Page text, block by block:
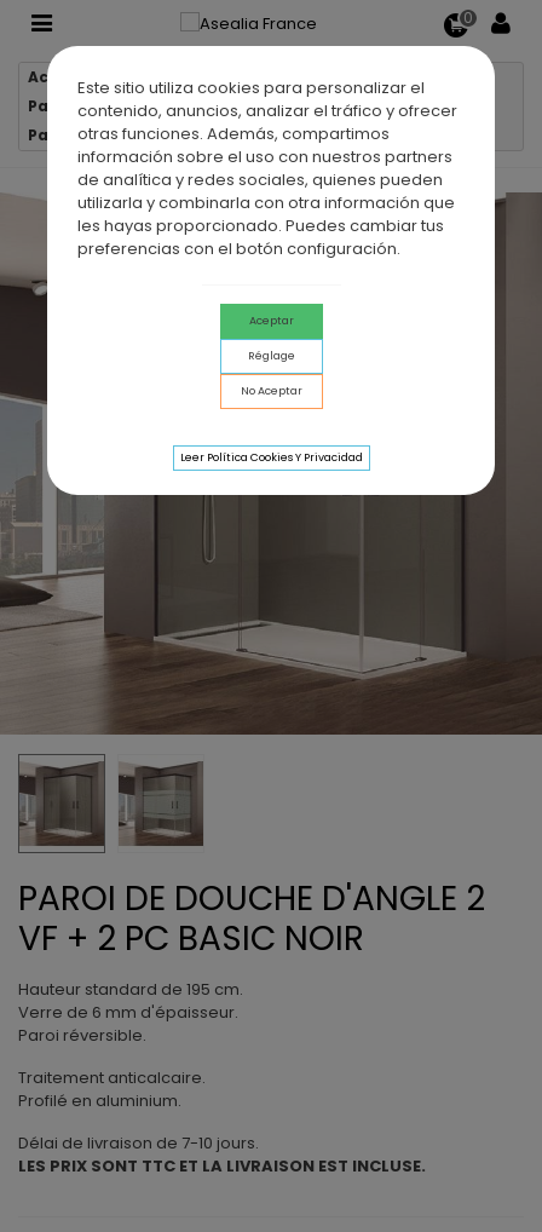
Este sitio utiliza cookies para personalizar el
contenido, anuncios, analizar el tráfico y ofrecer
otras funciones. Además, compartimos
información sobre el uso con nuestros partners
de analítica y redes sociales, quienes pueden
utilizarla y combinarla con otra información que
les hayas proporcionado. Puedes cambiar tus
preferencias con el botón configuración.
Aceptar
Réglage
No Aceptar
Leer Política Cookies Y Privacidad
0
Accueil
Parois de douche d'angle
Paroi de douche d'angle 2 VF + 2 PC BASIC NOIR
PAROI DE DOUCHE D'ANGLE 2
VF + 2 PC BASIC NOIR
Hauteur standard de 195 cm.
Verre de 6 mm d'épaisseur.
Paroi réversible.
Traitement anticalcaire.
Profilé en aluminium.
Délai de livraison de 7-10 jours.
LES PRIX SONT TTC ET LA LIVRAISON EST INCLUSE.